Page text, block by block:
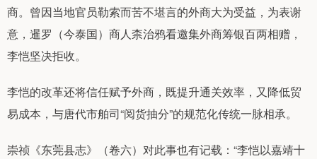
商。曾因当地官员勒索而苦不堪言的外商大为受益，为表谢
意，暹罗（今泰国）商人柰治鸦看邀集外商筹银百两相赠，
李恺坚决拒收。
李恺的改革还将信任赋予外商，既提升通关效率，又降低贸
易成本，与唐代市舶司“阅货抽分”的规范化传统一脉相承。
崇祯《东莞县志》（卷六）对此事也有记载：“李恺以嘉靖十